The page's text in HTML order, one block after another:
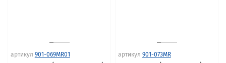
артикул 901-069MR01 артикул 901-073MR